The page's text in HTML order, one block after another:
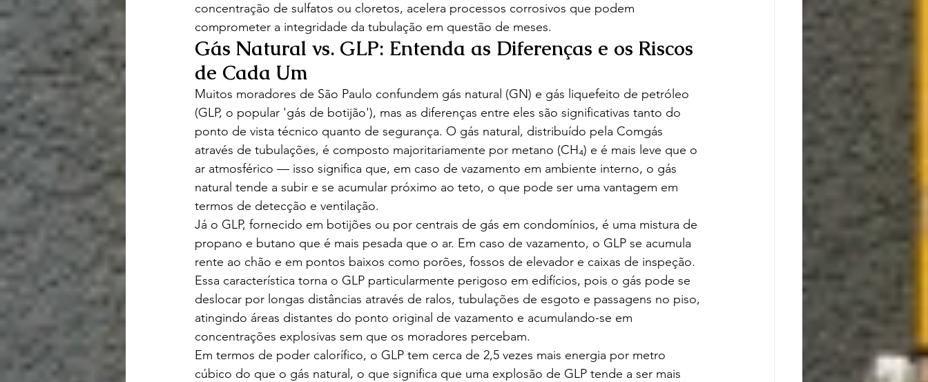
concentração de sulfatos ou cloretos, acelera processos corrosivos que podem
comprometer a integridade da tubulação em questão de meses.
Gás Natural vs. GLP: Entenda as Diferenças e os Riscos
de Cada Um
Muitos moradores de São Paulo confundem gás natural (GN) e gás liquefeito de petróleo
(GLP, o popular 'gás de botijão'), mas as diferenças entre eles são significativas tanto do
ponto de vista técnico quanto de segurança. O gás natural, distribuído pela Comgás
através de tubulações, é composto majoritariamente por metano (CH₄) e é mais leve que o
ar atmosférico — isso significa que, em caso de vazamento em ambiente interno, o gás
natural tende a subir e se acumular próximo ao teto, o que pode ser uma vantagem em
termos de detecção e ventilação.
Já o GLP, fornecido em botijões ou por centrais de gás em condomínios, é uma mistura de
propano e butano que é mais pesada que o ar. Em caso de vazamento, o GLP se acumula
rente ao chão e em pontos baixos como porões, fossos de elevador e caixas de inspeção.
Essa característica torna o GLP particularmente perigoso em edifícios, pois o gás pode se
deslocar por longas distâncias através de ralos, tubulações de esgoto e passagens no piso,
atingindo áreas distantes do ponto original de vazamento e acumulando-se em
concentrações explosivas sem que os moradores percebam.
Em termos de poder calorífico, o GLP tem cerca de 2,5 vezes mais energia por metro
cúbico do que o gás natural, o que significa que uma explosão de GLP tende a ser mais